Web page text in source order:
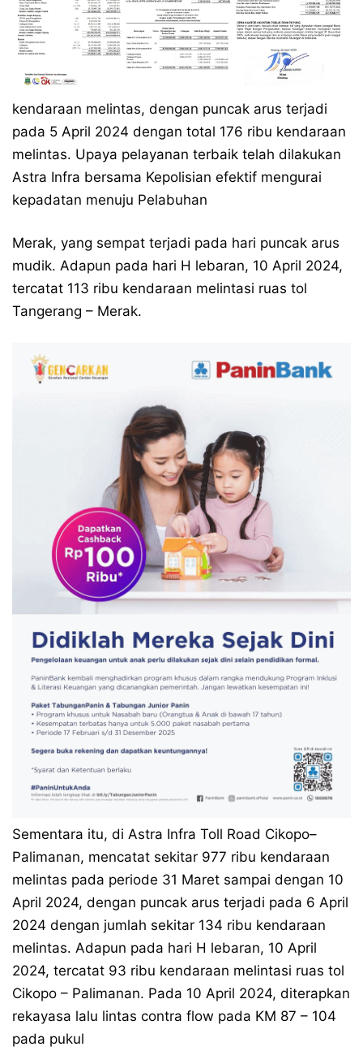
kendaraan melintas, dengan puncak arus terjadi
pada 5 April 2024 dengan total 176 ribu kendaraan
melintas. Upaya pelayanan terbaik telah dilakukan
Astra Infra bersama Kepolisian efektif mengurai
kepadatan menuju Pelabuhan
Merak, yang sempat terjadi pada hari puncak arus
mudik. Adapun pada hari H lebaran, 10 April 2024,
tercatat 113 ribu kendaraan melintasi ruas tol
Tangerang – Merak.
Sementara itu, di Astra Infra Toll Road Cikopo–
Palimanan, mencatat sekitar 977 ribu kendaraan
melintas pada periode 31 Maret sampai dengan 10
April 2024, dengan puncak arus terjadi pada 6 April
2024 dengan jumlah sekitar 134 ribu kendaraan
melintas. Adapun pada hari H lebaran, 10 April
2024, tercatat 93 ribu kendaraan melintasi ruas tol
Cikopo – Palimanan. Pada 10 April 2024, diterapkan
rekayasa lalu lintas contra flow pada KM 87 – 104
pada pukul